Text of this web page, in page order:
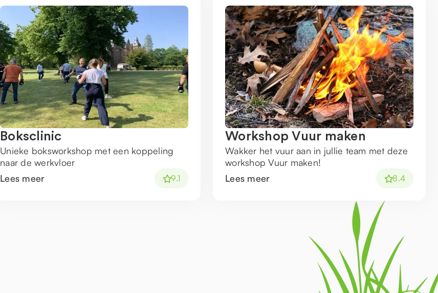
Boksclinic
Unieke boksworkshop met een koppeling
naar de werkvloer
Lees meer
9.1
Workshop Vuur maken
Wakker het vuur aan in jullie team met deze
workshop Vuur maken!
Lees meer
8.4